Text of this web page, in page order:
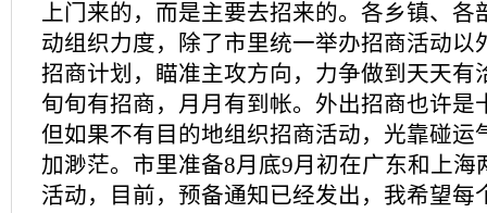
上门来的，而是主要去招来的。各乡镇、各
动组织力度，除了市里统一举办招商活动以
招商计划，瞄准主攻方向，力争做到天天有
旬旬有招商，月月有到帐。外出招商也许是
但如果不有目的地组织招商活动，光靠碰运
加渺茫。市里准备8月底9月初在广东和上海
活动，目前，预备通知已经发出，我希望每